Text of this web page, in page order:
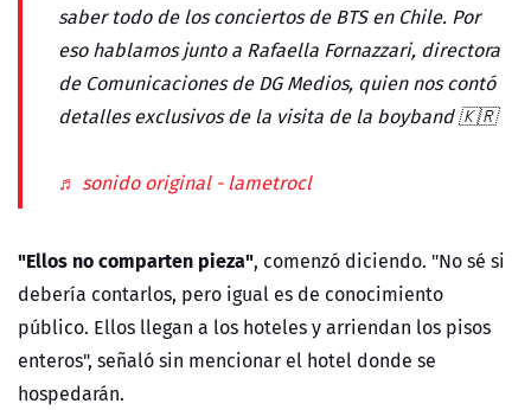
saber todo de los conciertos de BTS en Chile. Por
eso hablamos junto a Rafaella Fornazzari, directora
de Comunicaciones de DG Medios, quien nos contó
detalles exclusivos de la visita de la boyband 🇰🇷
♬ sonido original - lametrocl
"Ellos no comparten pieza", comenzó diciendo. "No sé si
debería contarlos, pero igual es de conocimiento
público. Ellos llegan a los hoteles y arriendan los pisos
enteros", señaló sin mencionar el hotel donde se
hospedarán.